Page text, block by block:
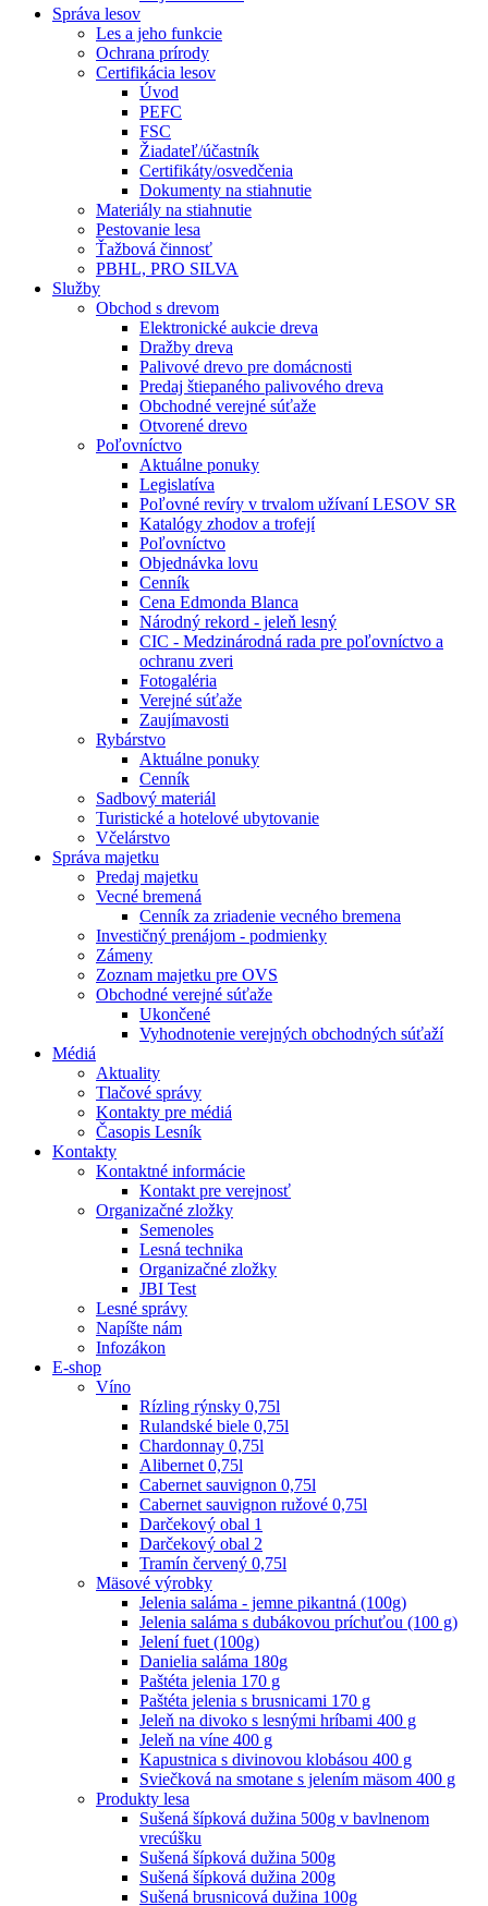
Správa lesov
Les a jeho funkcie
Ochrana prírody
Certifikácia lesov
Úvod
PEFC
FSC
Žiadateľ/účastník
Certifikáty/osvedčenia
Dokumenty na stiahnutie
Materiály na stiahnutie
Pestovanie lesa
Ťažbová činnosť
PBHL, PRO SILVA
Služby
Obchod s drevom
Elektronické aukcie dreva
Dražby dreva
Palivové drevo pre domácnosti
Predaj štiepaného palivového dreva
Obchodné verejné súťaže
Otvorené drevo
Poľovníctvo
Aktuálne ponuky
Legislatíva
Poľovné revíry v trvalom užívaní LESOV SR
Katalógy zhodov a trofejí
Poľovníctvo
Objednávka lovu
Cenník
Cena Edmonda Blanca
Národný rekord - jeleň lesný
CIC - Medzinárodná rada pre poľovníctvo a
ochranu zveri
Fotogaléria
Verejné súťaže
Zaujímavosti
Rybárstvo
Aktuálne ponuky
Cenník
Sadbový materiál
Turistické a hotelové ubytovanie
Včelárstvo
Správa majetku
Predaj majetku
Vecné bremená
Cenník za zriadenie vecného bremena
Investičný prenájom - podmienky
Zámeny
Zoznam majetku pre OVS
Obchodné verejné súťaže
Ukončené
Vyhodnotenie verejných obchodných súťaží
Médiá
Aktuality
Tlačové správy
Kontakty pre médiá
Časopis Lesník
Kontakty
Kontaktné informácie
Kontakt pre verejnosť
Organizačné zložky
Semenoles
Lesná technika
Organizačné zložky
JBI Test
Lesné správy
Napíšte nám
Infozákon
E-shop
Víno
Rízling rýnsky 0,75l
Rulandské biele 0,75l
Chardonnay 0,75l
Alibernet 0,75l
Cabernet sauvignon 0,75l
Cabernet sauvignon ružové 0,75l
Darčekový obal 1
Darčekový obal 2
Tramín červený 0,75l
Mäsové výrobky
Jelenia saláma - jemne pikantná (100g)
Jelenia saláma s dubákovou príchuťou (100 g)
Jelení fuet (100g)
Danielia saláma 180g
Paštéta jelenia 170 g
Paštéta jelenia s brusnicami 170 g
Jeleň na divoko s lesnými hríbami 400 g
Jeleň na víne 400 g
Kapustnica s divinovou klobásou 400 g
Sviečková na smotane s jelením mäsom 400 g
Produkty lesa
Sušená šípková dužina 500g v bavlnenom
vrecúšku
Sušená šípková dužina 500g
Sušená šípková dužina 200g
Sušená brusnicová dužina 100g